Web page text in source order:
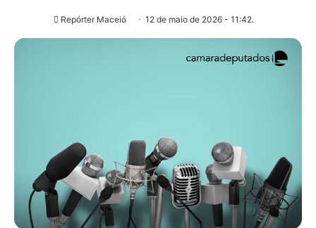
Repórter Maceió 12 de maio de 2026 - 11:42.